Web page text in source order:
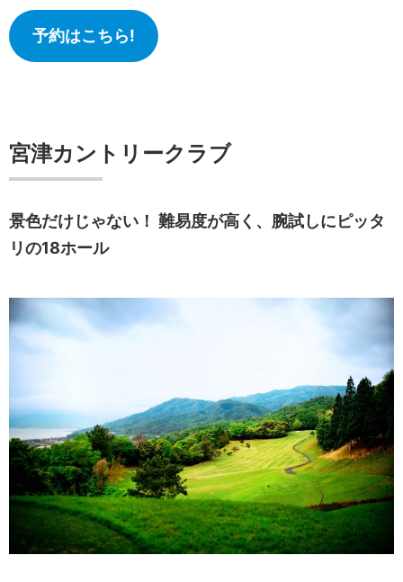
予約はこちら!
宮津カントリークラブ
景色だけじゃない！ 難易度が高く、腕試しにピッタ
リの18ホール